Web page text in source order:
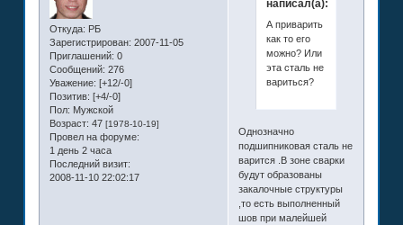
Откуда: РБ
Зарегистрирован: 2007-11-05
Приглашений: 0
Сообщений: 276
Уважение: [+12/-0]
Позитив: [+4/-0]
Пол: Мужской
Возраст: 47 [1978-10-19]
Провел на форуме:
1 день 2 часа
Последний визит:
2008-11-10 22:02:17
написал(а):
А приварить
как то его
можно? Или
эта сталь не
вариться?
Однозначно
подшипниковая сталь не
варится .В зоне сварки
будут образованы
закалочные структуры
,то есть выполненный
шов при малейшей